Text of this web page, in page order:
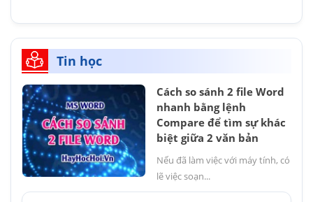
Tin học
Cách so sánh 2 file Word
nhanh bằng lệnh
Compare để tìm sự khác
biệt giữa 2 văn bản
Nếu đã làm việc với máy tính, có
lẽ việc soạn...